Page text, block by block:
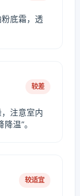
底霜，透
较差
注意室内
温”。
较适宜